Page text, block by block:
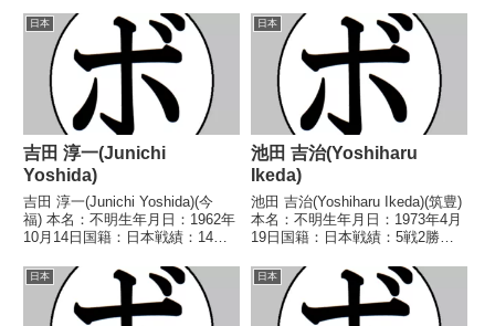
日本
吉田 淳一(Junichi
Yoshida)
吉田 淳一(Junichi Yoshida)(今
福) 本名：不明生年月日：1962年
10月14日国籍：日本戦績：14戦4
なし 【戦歴】1988/04/10 〇
4RTKO 春日 正夫(グリーンツ
ダ)198...
日本
池田 吉治(Yoshiharu
Ikeda)
池田 吉治(Yoshiharu Ikeda)(筑豊)
本名：不明生年月日：1973年4月
19日国籍：日本戦績：5戦2勝
年度西部日本ライト級新人王【戦
歴】1993/04/11 ○1RKO 芝野
薫(久留米...
日本 日本